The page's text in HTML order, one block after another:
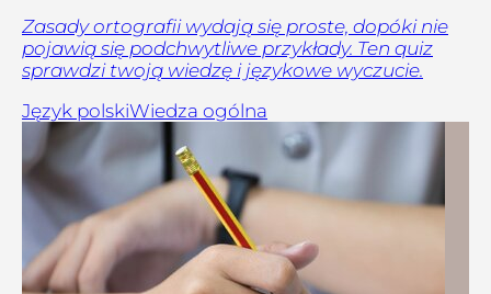
Zasady ortografii wydają się proste, dopóki nie
pojawią się podchwytliwe przykłady. Ten quiz
sprawdzi twoją wiedzę i językowe wyczucie.
Język polskiWiedza ogólna